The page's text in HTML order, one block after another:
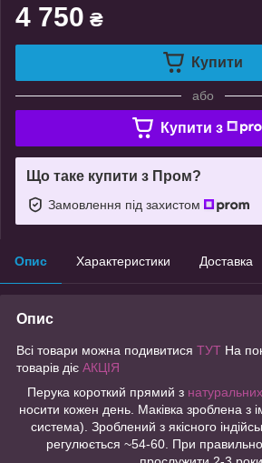
4 750 ₴
Купити
або
Купити з
Що таке купити з Пром?
Замовлення під захистом
Опис Характеристики Доставка
Опис
Всі товари можна подивитися ТУТ На
товарів діє АКЦІЯ
Перука короткий прямий з
носити кожен день. Маківка зроблена з
система). Зроблений з якісного
регулюється ~54-60. При